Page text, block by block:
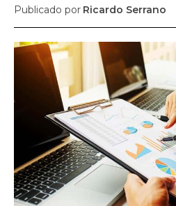
SUBSCRIBE
Welcome to Liberty Case
We have a curated list of the most
across the globe. With any
exclusive articles that let you
Your Profile
Publicado por Ricardo Serrano